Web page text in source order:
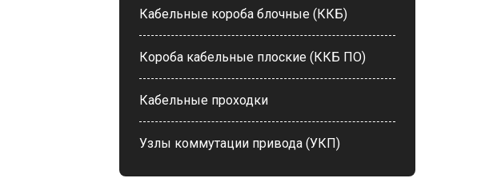
Кабельные короба блочные (ККБ)
Короба кабельные плоские (ККБ ПО)
Кабельные проходки
Узлы коммутации привода (УКП)